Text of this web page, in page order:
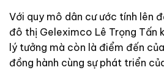
Với quy mô dân cư ước tính lên
đô thị Geleximco Lê Trọng Tấn
lý tưởng mà còn là điểm đến
đồng hành cùng sự phát triển